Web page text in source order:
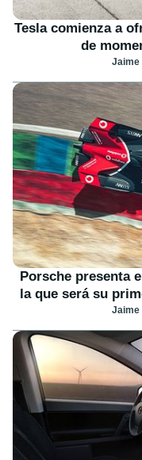
Tesla comienza a
de
Jaime
Porsche presenta
la que será su
Jaime